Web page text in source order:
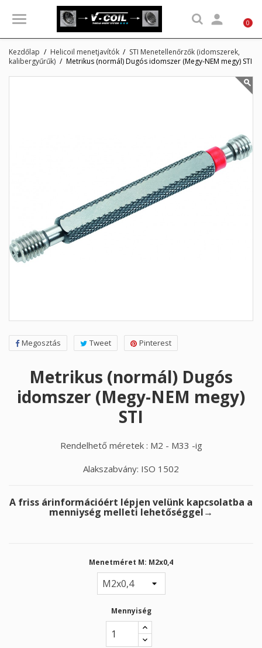
 0
Kezdőlap Helicoil menetjavítók
STI Menetellenőrzők (idomszerek,
kalibergyűrűk)
Metrikus (normál) Dugós idomszer (Megy-NEM megy) STI
Megosztás Tweet Pinterest
Metrikus (normál) Dugós
idomszer (Megy-NEM megy)
STI
Rendelhető méretek : M2 - M33 -ig
Alakszabvány: ISO 1502
A friss árinformációért lépjen velünk kapcsolatba a
menniység melleti lehetőséggel→
Menetméret M: M2x0,4
Mennyiség